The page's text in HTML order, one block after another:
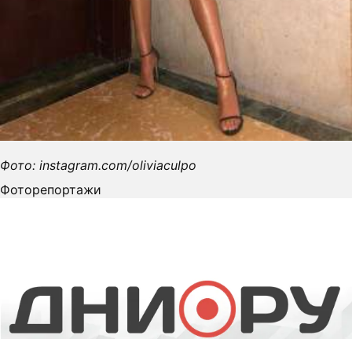
Фото: instagram.com/oliviaculpo
Фоторепортажи